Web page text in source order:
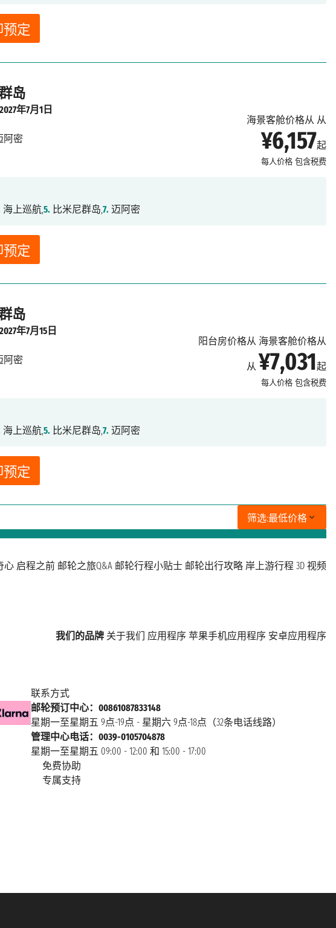
预定
岛
海景客舱价格从 从
¥6,157起
每人价格 包含税费
预定
2027年7月1日
阿密
海上巡航,5. 比米尼群岛,7. 迈阿密
岛
阳台房价格从 海景客舱价格从
从 ¥7,031起
每人价格 包含税费
预定
2027年7月15日
阿密
海上巡航,5. 比米尼群岛,7. 迈阿密
筛选:最低价格
心 启程之前 邮轮之旅Q&A 邮轮行程小贴士 邮轮出行攻略 岸上游行程 3D 视频
我们的品牌 关于我们 应用程序 苹果手机应用程序 安卓应用程序
联系方式
邮轮预订中心：00861087833148
星期一至星期五 9点-19点 - 星期六 9点-18点（32条电话线路）
管理中心电话：0039-0105704878
星期一至星期五 09:00 - 12:00 和 15:00 - 17:00
免费协助
专属支持